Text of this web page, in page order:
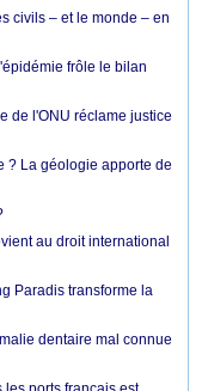
civils – et le monde – en
frôle le bilan
de l'ONU réclame justice
? La géologie apporte de
au droit international
Paradis transforme la
dentaire mal connue